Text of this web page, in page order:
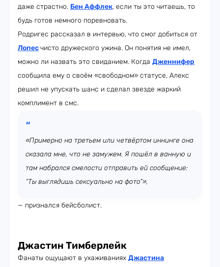
даже страстно. Бен Аффлек, если ты это читаешь, то
будь готов немного поревновать.
Родригес рассказал в интервью, что смог добиться от
Лопесчисто дружеского ужина. Он понятия не имел,
можно ли назвать это свиданием. Когда Дженнифер
сообщила ему о своём «свободном» статусе, Алекс
решил не упускать шанс и сделал звезде жаркий
комплимент в смс.
«Примерно на третьем или четвёртом иннинге она
сказала мне, что не замужем. Я пошёл в ванную и
там набрался смелости отправить ей сообщение:
“Ты выглядишь сексуально на фото”»,
— признался бейсболист.
Джастин Тимберлейк
Фанаты ощущают в ухаживаниях Джастина